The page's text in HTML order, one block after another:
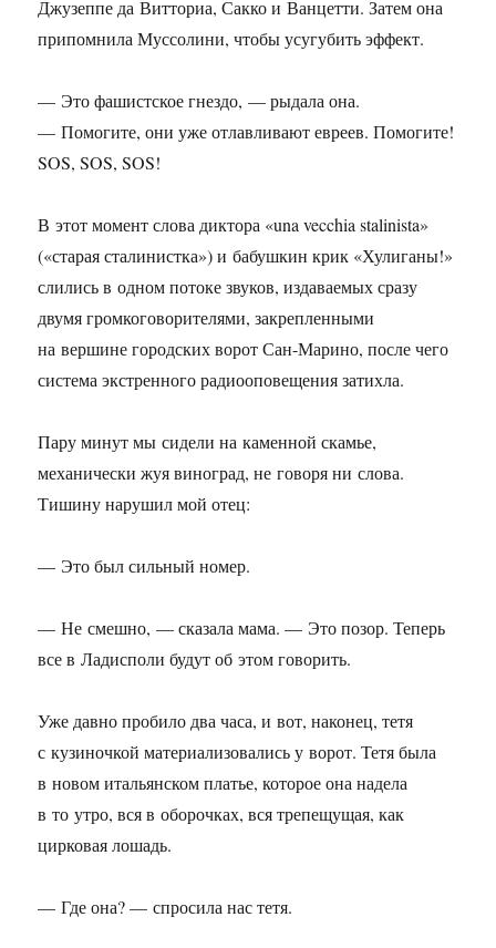
Джузеппе да Витториа, Сакко и Ванцетти. Затем она
припомнила Муссолини, чтобы усугубить эффект.
— Это фашистское гнездо, — рыдала она.
— Помогите, они уже отлавливают евреев. Помогите!
SOS, SOS, SOS!
В этот момент слова диктора «una vecchia stalinista»
(«старая сталинистка») и бабушкин крик «Хулиганы!»
слились в одном потоке звуков, издаваемых сразу
двумя громкоговорителями, закрепленными
на вершине городских ворот Сан-Марино, после чего
система экстренного радиооповещения затихла.
Пару минут мы сидели на каменной скамье,
механически жуя виноград, не говоря ни слова.
Тишину нарушил мой отец:
— Это был сильный номер.
— Не смешно, — сказала мама. — Это позор. Теперь
все в Ладисполи будут об этом говорить.
Уже давно пробило два часа, и вот, наконец, тетя
с кузиночкой материализовались у ворот. Тетя была
в новом итальянском платье, которое она надела
в то утро, вся в оборочках, вся трепещущая, как
цирковая лошадь.
— Где она? — спросила нас тетя.